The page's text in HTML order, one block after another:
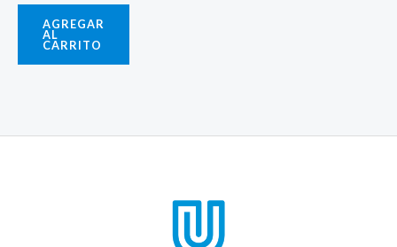
AGREGAR
AL
CARRITO